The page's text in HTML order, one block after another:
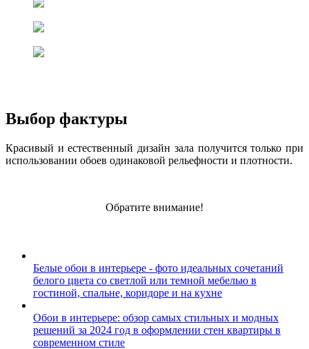
Выбор фактуры
Красивый и естественный дизайн зала получится только при
использовании обоев одинаковой рельефности и плотности.
Обратите внимание!
Белые обои в интерьере - фото идеальных сочетаний
белого цвета со светлой или темной мебелью в
гостиной, спальне, коридоре и на кухне
Обои в интерьере: обзор самых стильных и модных
решений за 2024 год в оформлении стен квартиры в
современном стиле